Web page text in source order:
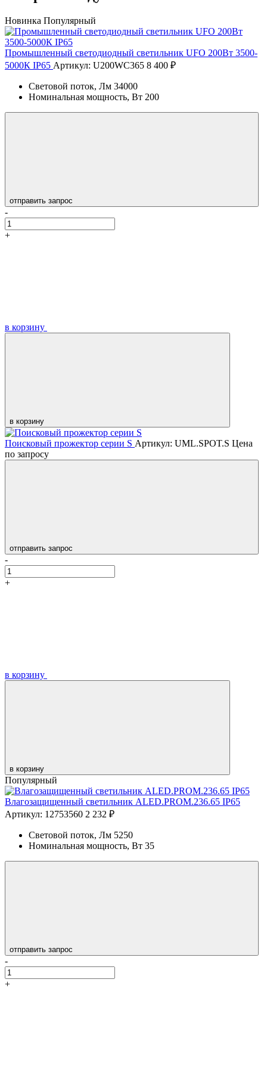
Новинка Популярный
Промышленный светодиодный светильник UFO 200Вт 3500-
5000К IP65 Артикул: U200WC365 8 400 ₽
Световой поток, Лм 34000
Номинальная мощность, Вт 200
отправить запрос
-
+
в корзину
в корзину
Поисковый прожектор серии S Артикул: UML.SPOT.S Цена
по запросу
отправить запрос
-
+
в корзину
в корзину
Популярный
Влагозащищенный светильник ALED.PROM.236.65 IP65
Артикул: 12753560 2 232 ₽
Световой поток, Лм 5250
Номинальная мощность, Вт 35
отправить запрос
-
+